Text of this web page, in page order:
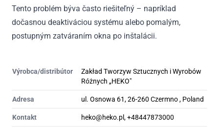
Tento problém býva často riešiteľný – napríklad
dočasnou deaktiváciou systému alebo pomalým,
postupným zatváraním okna po inštalácii.
Výrobca/distribútor
Zakład Tworzyw Sztucznych i Wyrobów
Różnych „HEKO"
Adresa ul. Osnowa 61, 26-260 Czermno , Poland
Kontakt heko@heko.pl, +48447873000